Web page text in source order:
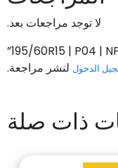
لا توجد مراجعات بعد.
الدخول لنشر مراجعة.
ذات صلة